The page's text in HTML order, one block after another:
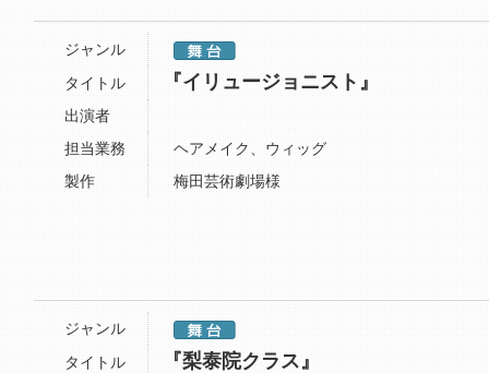
ジャンル
タイトル
『イリュージョニスト』
出演者
担当業務
ヘアメイク、ウィッグ
製作
梅田芸術劇場様
ジャンル
タイトル
『梨泰院クラス』